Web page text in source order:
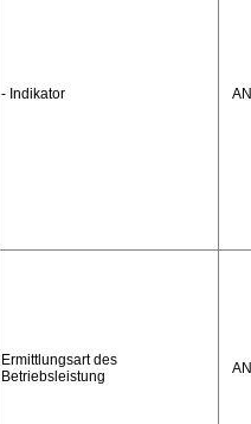
- Indikator AN
Ermittlungsart des
Betriebsleistung
AN